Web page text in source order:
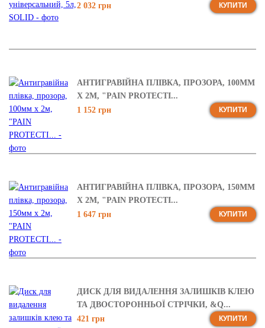
2 032 грн
КУПИТИ
АНТИГРАВІЙНА ПЛІВКА, ПРОЗОРА, 100ММ
Х 2М, "PAIN PROTECTI...
1 152 грн
КУПИТИ
АНТИГРАВІЙНА ПЛІВКА, ПРОЗОРА, 150ММ
Х 2М, "PAIN PROTECTI...
1 647 грн
КУПИТИ
ДИСК ДЛЯ ВИДАЛЕННЯ ЗАЛИШКІВ КЛЕЮ
ТА ДВОСТОРОННЬОЇ СТРІЧКИ, &Q...
421 грн
КУПИТИ